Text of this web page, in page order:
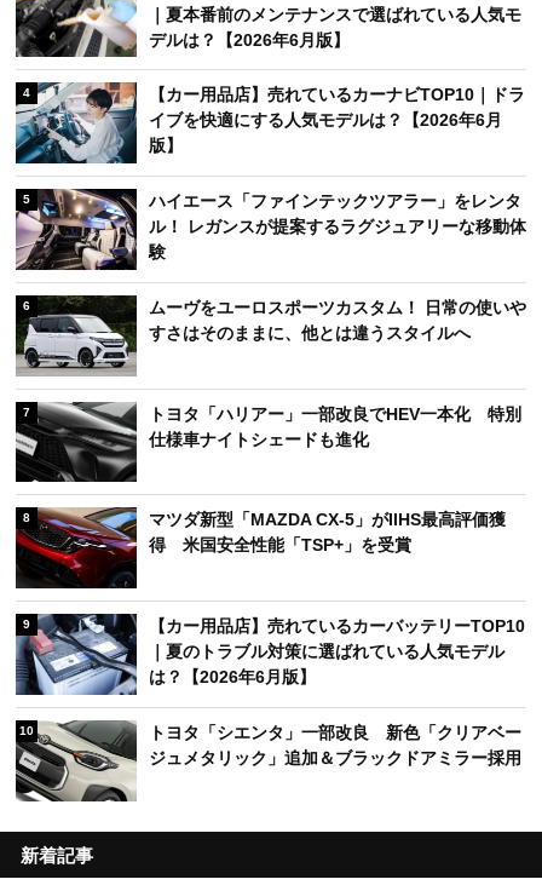
｜夏本番前のメンテナンスで選ばれている人気モ
デルは？【2026年6月版】
4
【カー用品店】売れているカーナビTOP10｜ドラ
イブを快適にする人気モデルは？【2026年6月
版】
5
ハイエース「ファインテックツアラー」をレンタ
ル！ レガンスが提案するラグジュアリーな移動体
験
6
ムーヴをユーロスポーツカスタム！ 日常の使いや
すさはそのままに、他とは違うスタイルへ
7
トヨタ「ハリアー」一部改良でHEV一本化 特別
仕様車ナイトシェードも進化
8
マツダ新型「MAZDA CX-5」がIIHS最高評価獲
得 米国安全性能「TSP+」を受賞
9
【カー用品店】売れているカーバッテリーTOP10
｜夏のトラブル対策に選ばれている人気モデル
は？【2026年6月版】
10
トヨタ「シエンタ」一部改良 新色「クリアベー
ジュメタリック」追加＆ブラックドアミラー採用
新着記事